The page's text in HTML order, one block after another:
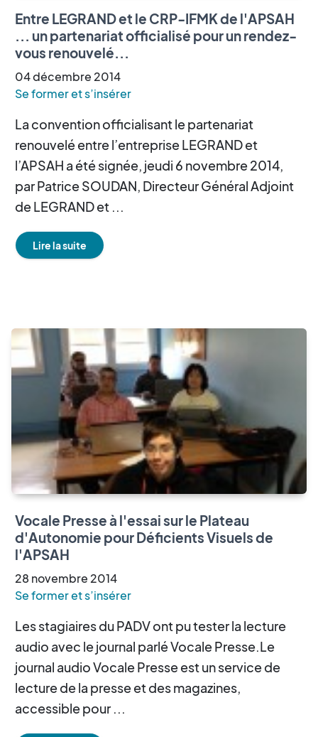
Entre LEGRAND et le CRP-IFMK de l'APSAH
... un partenariat officialisé pour un rendez-
vous renouvelé...
04décembre 2014
Se former et s’insérer
La convention officialisant le partenariat
renouvelé entre l’entreprise LEGRAND et
l’APSAH a été signée, jeudi 6 novembre 2014,
par Patrice SOUDAN, Directeur Général Adjoint
de LEGRAND et ...
Lire la suite
Vocale Presse à l'essai sur le Plateau
d'Autonomie pour Déficients Visuels de
l'APSAH
28 novembre 2014
Se former et s’insérer
Les stagiaires du PADV ont pu tester la lecture
audio avec le journal parlé Vocale Presse.Le
journal audio Vocale Presse est un service de
lecture de la presse et des magazines,
accessible pour ...